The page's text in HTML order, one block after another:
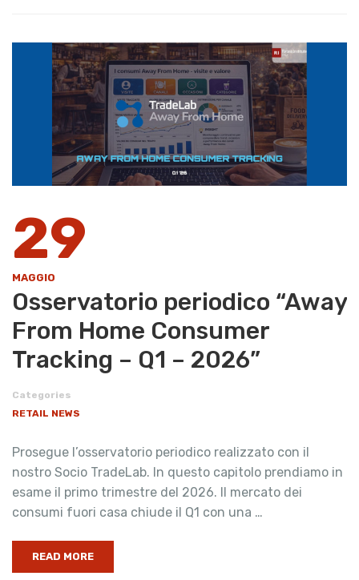
29
MAGGIO
Osservatorio periodico “Away
From Home Consumer
Tracking – Q1 – 2026”
Categories
RETAIL NEWS
Prosegue l’osservatorio periodico realizzato con il
nostro Socio TradeLab. In questo capitolo prendiamo in
esame il primo trimestre del 2026. Il mercato dei
consumi fuori casa chiude il Q1 con una …
READ MORE